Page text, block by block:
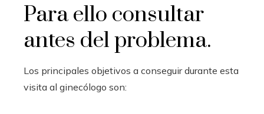
Para ello consultar
antes del problema.
Los principales objetivos a conseguir durante esta
visita al ginecólogo son: